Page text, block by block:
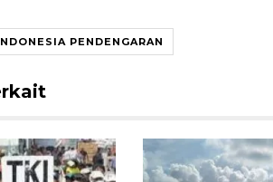
PENDENGARAN